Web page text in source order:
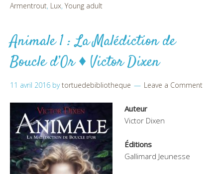
Armentrout, Lux, Young adult
Animale 1 : La Malédiction de
Boucle d’Or ♦ Victor Dixen
11 avril 2016 bytortuedebibliotheque Leave a Comment
Auteur
Victor Dixen
Éditions
Gallimard Jeunesse